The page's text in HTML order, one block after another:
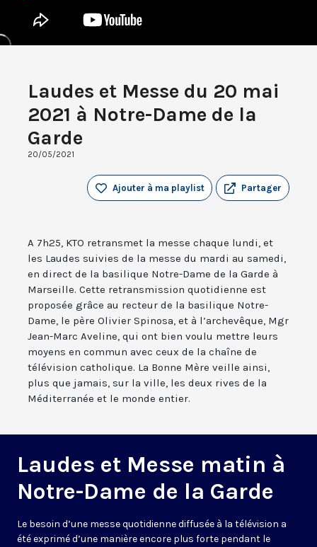
Laudes et Messe du 20 mai
2021 à Notre-Dame de la
Garde
20/05/2021
Partager
Ajouter à ma playlist
A 7h25, KTO retransmet la messe chaque lundi, et
les Laudes suivies de la messe du mardi au samedi,
en direct de la basilique Notre-Dame de la Garde à
Marseille. Cette retransmission quotidienne est
proposée grâce au recteur de la basilique Notre-
Dame, le père Olivier Spinosa, et à l’archevêque, Mgr
Jean-Marc Aveline, qui ont bien voulu mettre leurs
moyens en commun avec ceux de la chaîne de
télévision catholique. La Bonne Mère veille ainsi,
plus que jamais, sur la ville, les deux rives de la
Méditerranée et le monde entier.
Laudes et Messe matin à
Notre-Dame de la Garde
Le besoin d’une messe quotidienne diffusée à la télévision a
été exprimé d’une manière encore plus forte pendant le